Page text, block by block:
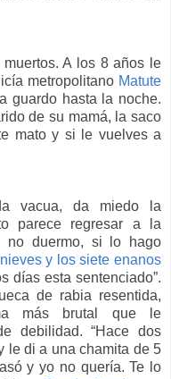
A los 8 años le
metropolitano Matute
guardo hasta la noche.
de su mamá, la saco
mato y si le vuelves a
vacua, da miedo la
parece regresar a la
no duermo, si lo hago
y los siete enanos
días esta sentenciado”.
de rabia resentida,
más brutal que le
debilidad. “Hace dos
le di a una chamita de 5
y yo no quería. Te lo